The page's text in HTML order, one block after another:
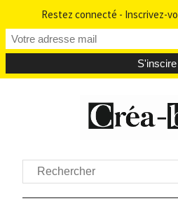
Rechercher
Restez connecté - Inscrivez-